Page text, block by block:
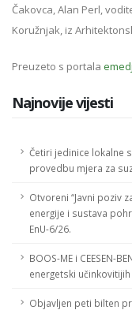
Čakovca, Alan Perl,
Koružnjak, iz
Preuzeto s portala
Najnovije vijesti
Četiri jedinice lokalne
provedbu mjera za
Otvoreni “Javni poziv
energije i sustava
EnU-6/26.
BOOS-ME i CEESEN-
energetski
Objavljen peti bilten